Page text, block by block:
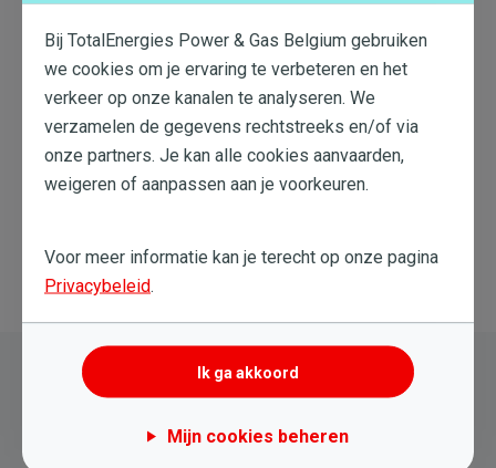
Dit artikel heeft me geholpen
Dit artikel heeft me niet geholpen
Terug naar overzicht
Nog steeds hulp nodig?
Probeer een nieuwe zoekopdracht
Bij TotalEnergies Power & Gas Belgium gebruiken
we cookies om je ervaring te verbeteren en het
verkeer op onze kanalen te analyseren. We
verzamelen de gegevens rechtstreeks en/of via
onze partners. Je kan alle cookies aanvaarden,
weigeren of aanpassen aan je voorkeuren.
Voor meer informatie kan je terecht op onze pagina
Privacybeleid.
Ik ga akkoord
Mijn cookies beheren